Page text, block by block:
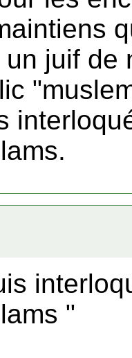
juif de
"